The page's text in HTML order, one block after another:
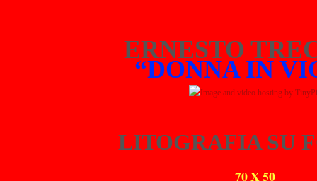
ERNESTO
“DONNA IN
LITOGRAFIASU
70 X 50